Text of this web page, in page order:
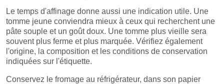
Le temps d'affinage donne aussi une indication utile. Une
tomme jeune conviendra mieux à ceux qui recherchent une
pâte souple et un goût doux. Une tomme plus vieille sera
souvent plus ferme et plus marquée. Vérifiez également
l'origine, la composition et les conditions de conservation
indiquées sur l'étiquette.
Conservez le fromage au réfrigérateur, dans son papier